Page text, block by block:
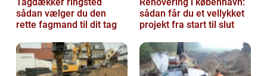
sådan vælger du den
rette fagmand til dit tag
sådan får du et vellykket
projekt fra start til slut